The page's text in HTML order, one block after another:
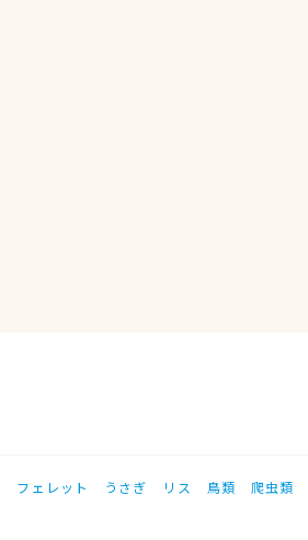
フェレット うさぎ リス 鳥類 爬虫類